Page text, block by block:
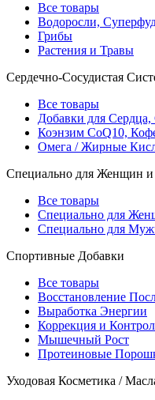
Все товары
Водоросли,
Грибы
Растения и Травы
Сердечно-Сосудистая
Все товары
Добавки для Сердца,
Коэнзим CoQ10,
Омега / Жирные
Специально для Женщин
Все товары
Специально для
Специально для
Спортивные Добавки
Все товары
Восстановление
Выработка Энергии
Коррекция и
Мышечный Рост
Протеиновые
Уходовая Косметика /